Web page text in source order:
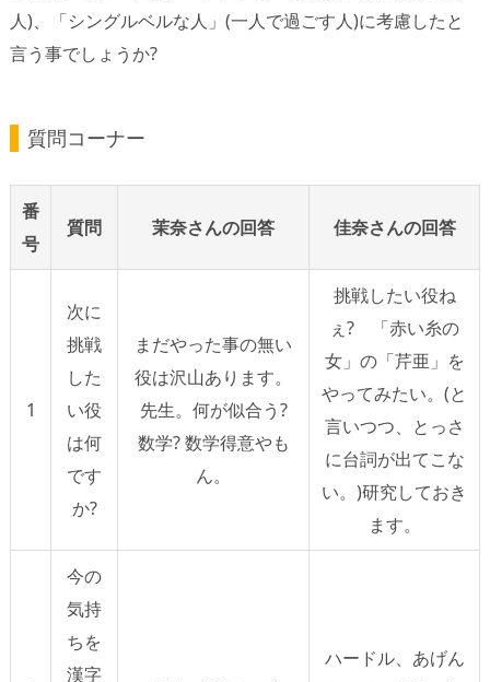
人)、「シングルベルな人」(一人で過ごす人)に考慮したと
言う事でしょうか?
質問コーナー
番
号
質問 茉奈さんの回答 佳奈さんの回答
1
次に
挑戦
した
い役
は何
です
か?
まだやった事の無い
役は沢山あります。
先生。何が似合う?
数学? 数学得意やも
ん。
挑戦したい役ね
ぇ? 「赤い糸の
女」の「芹亜」を
やってみたい。(と
言いつつ、とっさ
に台詞が出てこな
い。)研究しておき
ます。
今の
気持
ちを
漢字
ハードル、あげん